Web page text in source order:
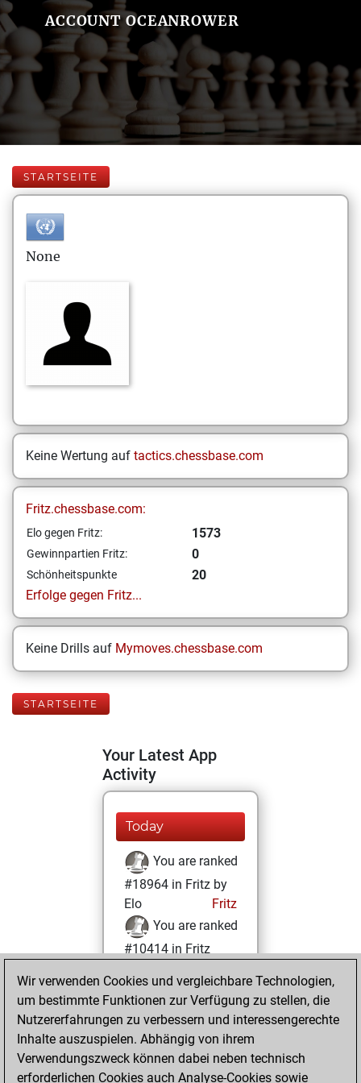
ACCOUNT OCEANROWER
STARTSEITE
None
Keine Wertung auf tactics.chessbase.com
Fritz.chessbase.com:
Elo gegen Fritz: 1573
Gewinnpartien Fritz: 0
Schönheitspunkte
20
Erfolge gegen Fritz...
Keine Drills auf Mymoves.chessbase.com
STARTSEITE
Your Latest App
Activity
Today
You are ranked
#18964 in Fritz by
Elo
Fritz
You are ranked
#10414 in Fritz
Donnerstag,
Januar 14, 2021
You achieved a
BeautyScore of 20
Wir verwenden Cookies und vergleichbare Technologien,
um bestimmte Funktionen zur Verfügung zu stellen, die
Nutzererfahrungen zu verbessern und interessengerechte
Inhalte auszuspielen. Abhängig von ihrem
Verwendungszweck können dabei neben technisch
erforderlichen Cookies auch Analyse-Cookies sowie